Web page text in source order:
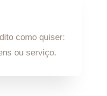
como quiser:
ou serviço.